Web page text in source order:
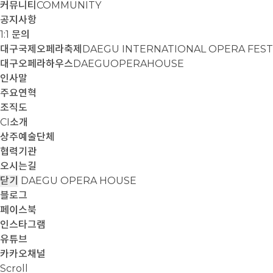
커뮤니티 COMMUNITY
공지사항
1:1 문의
대구국제오페라축제 DAEGU INTERNATIONAL OPERA
대구오페라하우스DAEGUOPERAHOUSE
인사말
주요연혁
조직도
CI소개
상주예술단체
협력기관
오시는길
닫기 DAEGU OPERA HOUSE
블로그
페이스북
인스타그램
유튜브
카카오채널
Scroll